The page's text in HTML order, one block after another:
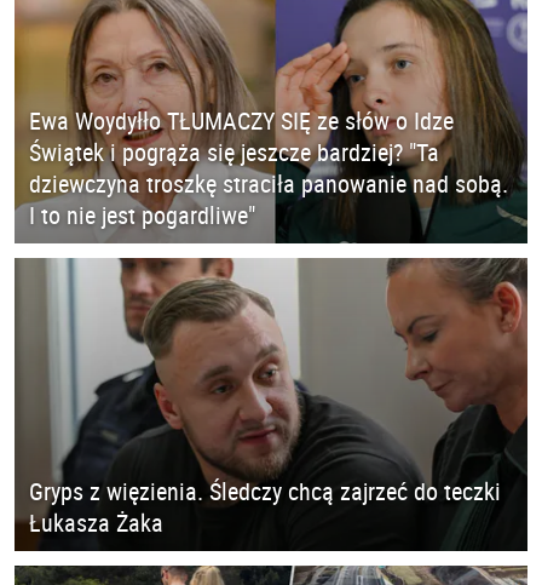
Ewa Woydyłło TŁUMACZY SIĘ ze słów o Idze
Świątek i pogrąża się jeszcze bardziej? "Ta
dziewczyna troszkę straciła panowanie nad sobą.
I to nie jest pogardliwe"
Gryps z więzienia. Śledczy chcą zajrzeć do teczki
Łukasza Żaka